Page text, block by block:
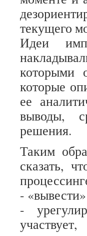
текущего
Идеи
которыми
которые
ее
выводы,
решения.
Таким
сказать,
-
-
участвует,